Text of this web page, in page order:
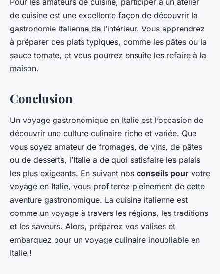
de cuisine est une excellente façon de découvrir la
gastronomie italienne de l’intérieur. Vous apprendrez
à préparer des plats typiques, comme les pâtes ou la
sauce tomate, et vous pourrez ensuite les refaire à la
maison.
Conclusion
Un voyage gastronomique en Italie est l’occasion de
découvrir une culture culinaire riche et variée. Que
vous soyez amateur de fromages, de vins, de pâtes
ou de desserts, l’Italie a de quoi satisfaire les palais
les plus exigeants. En suivant nos conseils pour votre
voyage en Italie, vous profiterez pleinement de cette
aventure gastronomique. La cuisine italienne est
comme un voyage à travers les régions, les traditions
et les saveurs. Alors, préparez vos valises et
embarquez pour un voyage culinaire inoubliable en
Italie !